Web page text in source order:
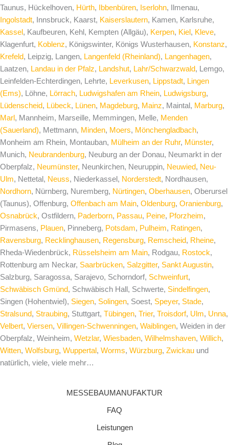
Taunus, Hückelhoven, Hürth, Ibbenbüren, Iserlohn, Ilmenau,
Ingolstadt, Innsbruck, Kaarst, Kaiserslautern, Kamen, Karlsruhe,
Kassel , Kaufbeuren, Kehl, Kempten (Allgäu), Kerpen, Kiel , Kleve,
Klagenfurt, Koblenz, Königswinter, Königs Wusterhausen, Konstanz,
Krefeld, Leipzig, Langen, Langenfeld (Rheinland), Langenhagen,
Laatzen, Landau in der Pfalz, Landshut, Lahr/Schwarzwald, Lemgo,
Leinfelden-Echterdingen, Lehrte, Leverkusen, Lippstadt, Lingen
(Ems), Löhne, Lörrach, Ludwigshafen am Rhein, Ludwigsburg,
Lüdenscheid, Lübeck, Lünen, Magdeburg, Mainz, Maintal, Marburg,
Marl , Mannheim, Marseille, Memmingen, Melle, Menden
(Sauerland), Mettmann, Minden, Moers, Mönchengladbach,
Monheim am Rhein, Montauban, Mülheim an der Ruhr, Münster,
Munich, Neubrandenburg, Neuburg an der Donau, Neumarkt in der
Oberpfalz, Neumünster, Neunkirchen, Neuruppin, Neuwied, Neu-
Ulm, Nettetal, Neuss, Niederkassel, Norderstedt, Nordhausen,
Nordhorn, Nürnberg, Nuremberg, Nürtingen, Oberhausen, Oberursel
(Taunus), Offenburg, Offenbach am Main, Oldenburg, Oranienburg,
Osnabrück, Ostfildern, Paderborn, Passau, Peine, Pforzheim,
Pirmasens, Plauen, Pinneberg, Potsdam, Pulheim, Ratingen,
Ravensburg, Recklinghausen, Regensburg, Remscheid, Rheine,
Rheda-Wiedenbrück, Rüsselsheim am Main, Rodgau, Rostock,
Rottenburg am Neckar, Saarbrücken, Salzgitter, Sankt Augustin,
Salzburg, Saragossa, Sarajevo, Schorndorf, Schweinfurt,
Schwäbisch Gmünd, Schwäbisch Hall, Schwerte, Sindelfingen,
Singen (Hohentwiel), Siegen, Solingen, Soest, Speyer, Stade,
Stralsund, Straubing, Stuttgart, Tübingen, Trier, Troisdorf, Ulm, Unna,
Velbert, Viersen, Villingen-Schwenningen, Waiblingen, Weiden in der
Oberpfalz, Weinheim, Wetzlar, Wiesbaden, Wilhelmshaven, Willich,
Witten, Wolfsburg, Wuppertal , Worms, Würzburg, Zwickau und
natürlich, viele, viele mehr…
MESSEBAUMANUFAKTUR
FAQ
Leistungen